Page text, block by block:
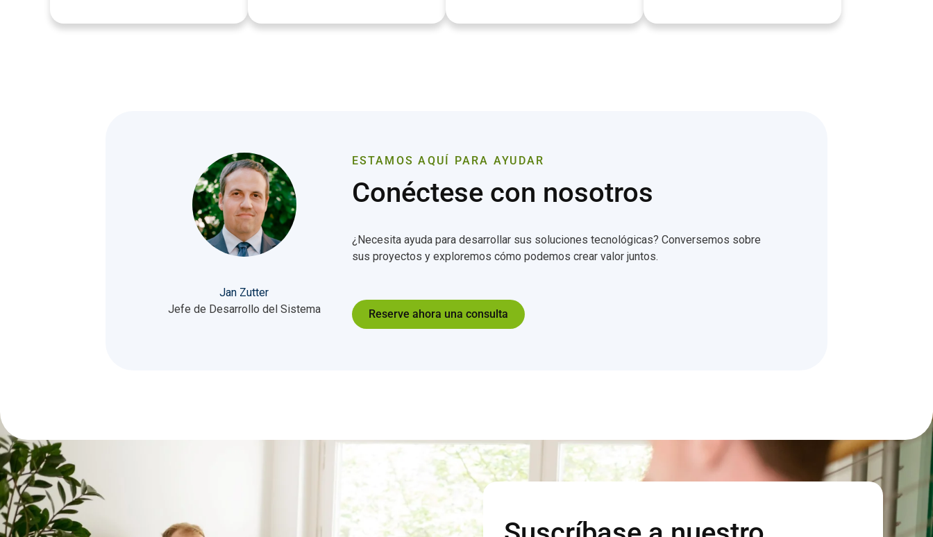
Jan Zutter
Jefe de Desarrollo del Sistema
ESTAMOS AQUÍ PARA AYUDAR
Conéctese con nosotros
¿Necesita ayuda para desarrollar sus soluciones tecnológicas? Conversemos sobre
sus proyectos y exploremos cómo podemos crear valor juntos.
Reserve ahora una consulta